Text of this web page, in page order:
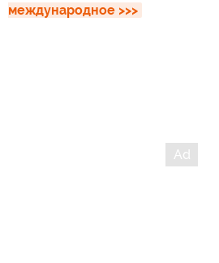
международное >>>